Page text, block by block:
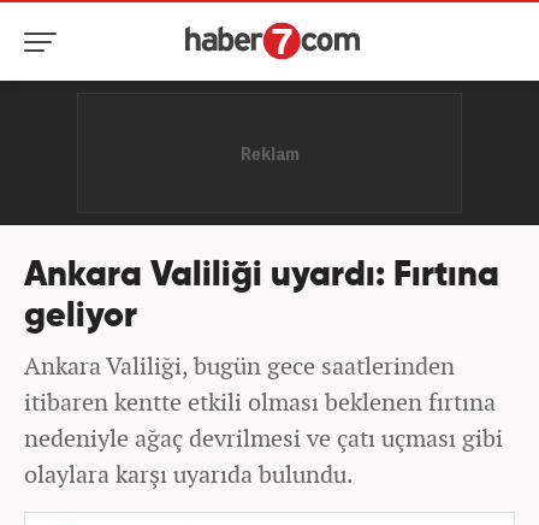
Ankara Valiliği uyardı: Fırtına
geliyor
Ankara Valiliği, bugün gece saatlerinden
itibaren kentte etkili olması beklenen fırtına
nedeniyle ağaç devrilmesi ve çatı uçması gibi
olaylara karşı uyarıda bulundu.